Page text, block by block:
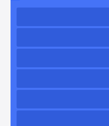
فصل ۱۷
منتشر شد